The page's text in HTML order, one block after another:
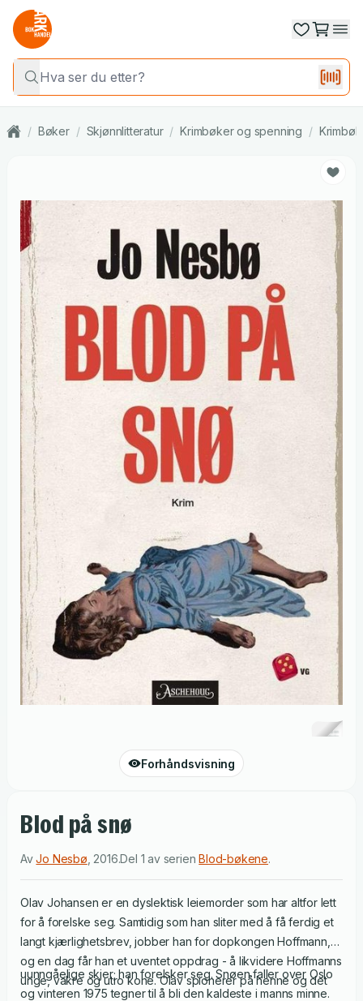
/ Bøker / Skjønnlitteratur / Krimbøker og spenning /
Forhåndsvisning
Blod på snø
AvJo Nesbø 2016.Del 1 av serienBlod-bøkene.
Olav Johansen er en dyslektisk leiemorder som har altfor lett
for å forelske seg. Samtidig som han sliter med å få ferdig et
langt kjærlighetsbrev, jobber han for dopkongen Hoffmann,
og en dag får han et uventet oppdrag - å likvidere Hoffmanns
unge, vakre og utro kone. Olav spionerer på henne og det
uunngåelige skjer; han forelsker seg. Snøen faller over Oslo
og vinteren 1975 tegner til å bli den kaldeste i manns minne.